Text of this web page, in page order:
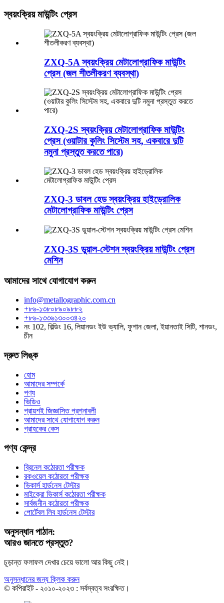
স্বয়ংক্রিয় মাউন্টিং প্রেস
ZXQ-5A স্বয়ংক্রিয় মেটালোগ্রাফিক মাউন্টিং
প্রেস (জল শীতলীকরণ ব্যবস্থা)
ZXQ-2S স্বয়ংক্রিয় মেটালোগ্রাফিক মাউন্টিং
প্রেস (ওয়াটার কুলিং সিস্টেম সহ, একবারে দুটি
নমুনা প্রস্তুত করতে পারে)
ZXQ-3 ডাবল হেড স্বয়ংক্রিয় হাইড্রোলিক
মেটালোগ্রাফিক মাউন্টিং প্রেস
ZXQ-3S ডুয়াল-স্টেশন স্বয়ংক্রিয় মাউন্টিং প্রেস
মেশিন
আমাদের সাথে যোগাযোগ করুন
info@metallographic.com.cn
+৮৬-১৩৮০৮৯০৯৮৮২
+৮৬-১৩৩৬১৩০০৩৪২০
নং 102, বিল্ডিং 16, লিয়ানডং ইউ ভ্যালি, ফুশান জেলা, ইয়ানতাই সিটি, শানডং,
চীন
দ্রুত লিঙ্ক
হোম
আমাদের সম্পর্কে
পণ্য
ভিডিও
প্রায়শই জিজ্ঞাসিত প্রশ্নাবলী
আমাদের সাথে যোগাযোগ করুন
গ্রাহকের কেস
পণ্য কেন্দ্র
ব্রিনেল কঠোরতা পরীক্ষক
রকওয়েল কঠোরতা পরীক্ষক
ভিকার্স হার্ডনেস টেস্টার
মাইক্রো ভিকার্স কঠোরতা পরীক্ষক
সার্বজনীন কঠোরতা পরীক্ষক
পোর্টেবল লিব হার্ডনেস টেস্টার
অনুসন্ধান পাঠান:
আরও জানতে প্রস্তুত?
চূড়ান্ত ফলাফল দেখার চেয়ে ভালো আর কিছু নেই।
অনুসন্ধানের জন্য ক্লিক করুন
© কপিরাইট - ২০১০-২০২৩ : সর্বস্বত্ব সংরক্ষিত।